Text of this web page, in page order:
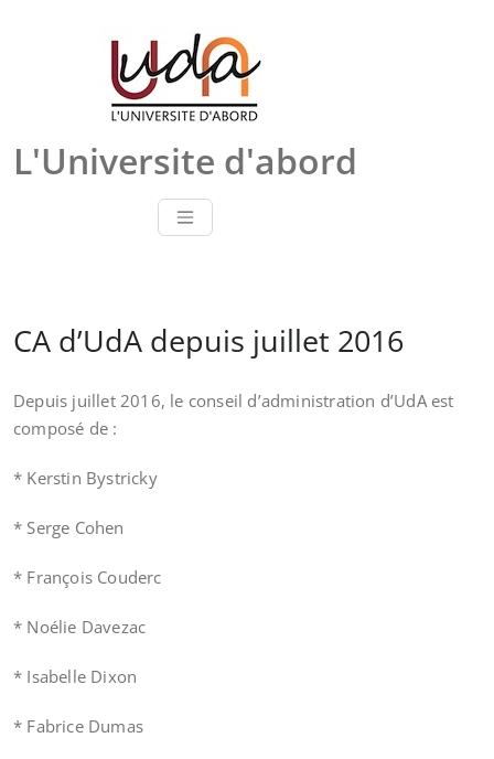
L'Universite d'abord
CA d’UdA depuis juillet 2016
Depuis juillet 2016, le conseil d’administration d’UdA est
composé de :
* Kerstin Bystricky
* Serge Cohen
* François Couderc
* Noélie Davezac
* Isabelle Dixon
* Fabrice Dumas